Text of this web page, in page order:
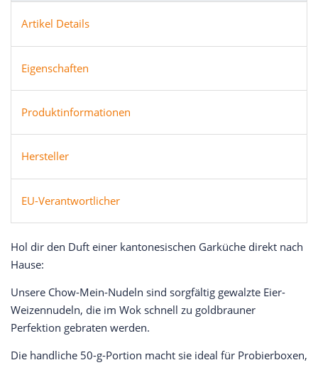
Artikel Details
Eigenschaften
Produktinformationen
Hersteller
EU-Verantwortlicher
Hol dir den Duft einer kantonesischen Garküche direkt nach
Hause:
Unsere Chow-Mein-Nudeln sind sorgfältig gewalzte Eier-
Weizennudeln, die im Wok schnell zu goldbrauner
Perfektion gebraten werden.
Die handliche 50-g-Portion macht sie ideal für Probierboxen,